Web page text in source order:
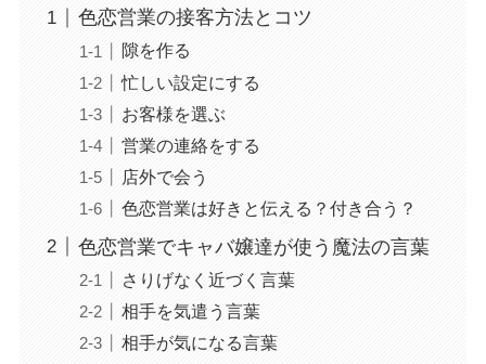
色恋営業の接客方法とコツ
隙を作る
忙しい設定にする
お客様を選ぶ
営業の連絡をする
店外で会う
色恋営業は好きと伝える？付き合う？
色恋営業でキャバ嬢達が使う魔法の言葉
さりげなく近づく言葉
相手を気遣う言葉
相手が気になる言葉